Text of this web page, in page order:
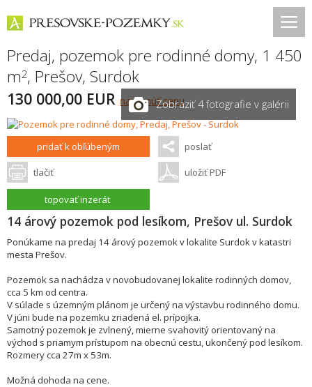
Predaj, pozemok pre rodinné domy, 1 450
m2, Prešov, Surdok
130 000,00 EUR navrhnúť cenuZobraziť 4 fotografie v galérii
pridať k obľúbeným poslať
tlačiť uložiť PDF
topovať inzerát
14 árový pozemok pod lesíkom, Prešov ul. Surdok
Ponúkame na predaj 14 árový pozemok v lokalite Surdok v katastri
mesta Prešov.
Pozemok sa nachádza v novobudovanej lokalite rodinných domov,
cca 5 km od centra.
V súlade s územným plánom je určený na výstavbu rodinného domu.
V júni bude na pozemku zriadená el. prípojka.
Samotný pozemok je zvlnený, mierne svahovitý orientovaný na
východ s priamym prístupom na obecnú cestu, ukončený pod lesíkom.
Rozmery cca 27m x 53m.
Možná dohoda na cene.